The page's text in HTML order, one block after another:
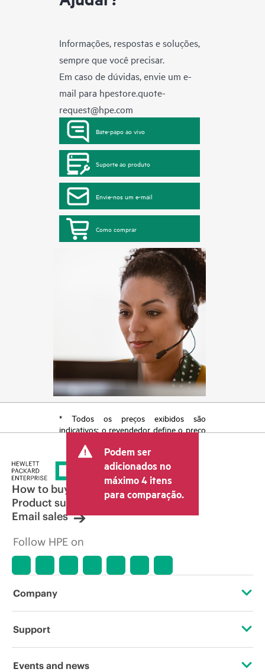
Informações, respostas e soluções,
sempre que você precisar.
Em caso de dúvidas, envie um e-
mail para hpestore.quote-
request@hpe.com
Bate-papo ao vivo
Suporte ao produto
Envie-nos um e-mail
Como comprar
* Todos os preços exibidos são
indicativos; o revendedor define o preço
taxas, como IVA/imposto sobre vendas e
envio. O preço transacional definido
pelo revendedor pode variar em relação
a outros revendedores e ao preço
indicativo exibido. O preço indicativo
poderá incluir ofertas promocionais por
tempo limitado. A HPE se reserva o
qualquer momento por motivos que
de produtos, disponibilidade de
Podem ser
adicionados no
máximo 4 itens
para comparação.
How to buy
Product support
Email sales
Follow HPE on
Company
About HPE
Support
Operational support services
Events and news